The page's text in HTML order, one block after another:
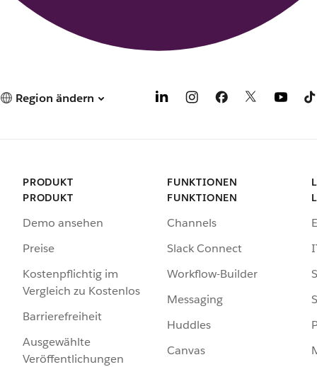
Region ändern
PRODUKT
PRODUKT
Demo ansehen
Preise
Kostenpflichtig im
Vergleich zu Kostenlos
Barrierefreiheit
Ausgewählte
Veröffentlichungen
FUNKTIONEN
FUNKTIONEN
Channels
Slack Connect
Workflow-Builder
Messaging
Huddles
Canvas